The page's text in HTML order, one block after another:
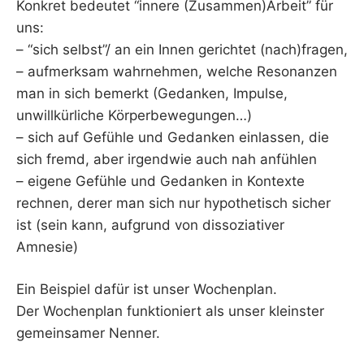
Konkret bedeutet “innere (Zusammen)Arbeit” für
uns:
– “sich selbst”/ an ein Innen gerichtet (nach)fragen,
– aufmerksam wahrnehmen, welche Resonanzen
man in sich bemerkt (Gedanken, Impulse,
unwillkürliche Körperbewegungen…)
– sich auf Gefühle und Gedanken einlassen, die
sich fremd, aber irgendwie auch nah anfühlen
– eigene Gefühle und Gedanken in Kontexte
rechnen, derer man sich nur hypothetisch sicher
ist (sein kann, aufgrund von dissoziativer
Amnesie)
Ein Beispiel dafür ist unser Wochenplan.
Der Wochenplan funktioniert als unser kleinster
gemeinsamer Nenner.